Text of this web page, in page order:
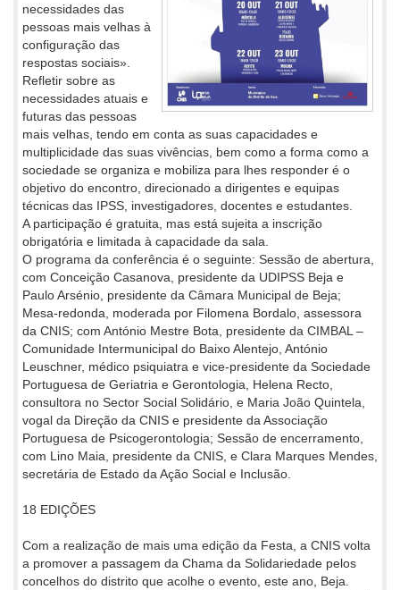
necessidades das
pessoas mais velhas à
configuração das
respostas sociais».
Refletir sobre as
necessidades atuais e
futuras das pessoas
mais velhas, tendo em conta as suas capacidades e
multiplicidade das suas vivências, bem como a forma como a
sociedade se organiza e mobiliza para lhes responder é o
objetivo do encontro, direcionado a dirigentes e equipas
técnicas das IPSS, investigadores, docentes e estudantes.
A participação é gratuita, mas está sujeita a inscrição
obrigatória e limitada à capacidade da sala.
O programa da conferência é o seguinte: Sessão de abertura,
com Conceição Casanova, presidente da UDIPSS Beja e
Paulo Arsénio, presidente da Câmara Municipal de Beja;
Mesa-redonda, moderada por Filomena Bordalo, assessora
da CNIS; com António Mestre Bota, presidente da CIMBAL –
Comunidade Intermunicipal do Baixo Alentejo, António
Leuschner, médico psiquiatra e vice-presidente da Sociedade
Portuguesa de Geriatria e Gerontologia, Helena Recto,
consultora no Sector Social Solidário, e Maria João Quintela,
vogal da Direção da CNIS e presidente da Associação
Portuguesa de Psicogerontologia; Sessão de encerramento,
com Lino Maia, presidente da CNIS, e Clara Marques Mendes,
secretária de Estado da Ação Social e Inclusão.
18 EDIÇÕES
Com a realização de mais uma edição da Festa, a CNIS volta
a promover a passagem da Chama da Solidariedade pelos
concelhos do distrito que acolhe o evento, este ano, Beja.